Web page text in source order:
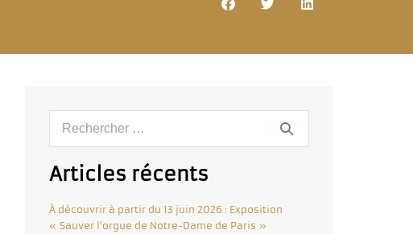
Articles récents
À découvrir à partir du 13 juin 2026 : Exposition
« Sauver l’orgue de Notre-Dame de Paris »